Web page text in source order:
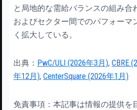
と局地的な需給バランスの組み合
およびセクター間でのパフォーマ
く拡大している。
出典： PwC/ULI (2026年3月), CBRE
年12月), CenterSquare (2026年1月)
免責事項：本記事は情報の提供を